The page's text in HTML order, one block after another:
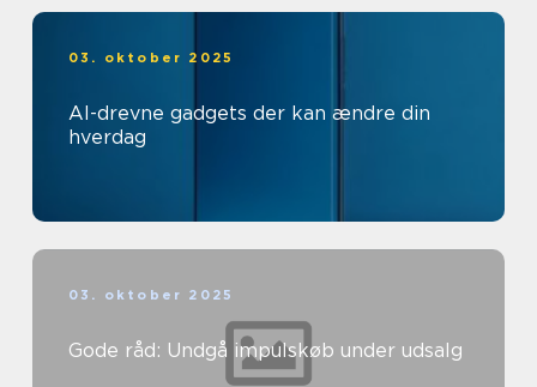
03. oktober 2025
AI-drevne gadgets der kan ændre din
hverdag
03. oktober 2025
Gode råd: Undgå impulskøb under udsalg